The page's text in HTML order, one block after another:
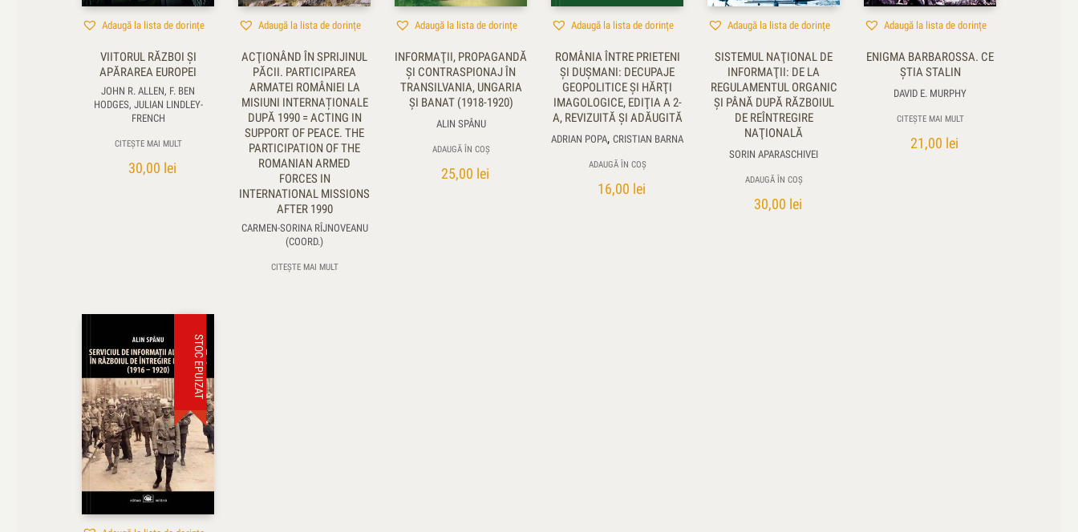
Adaugă la lista de dorințe
VIITORUL RĂZBOI ŞI
APĂRAREA EUROPEI
JOHN R. ALLEN, F. BEN
HODGES, JULIAN LINDLEY-
FRENCH
CITEȘTE MAI MULT
30,00 lei
Adaugă la lista de dorințe
ACŢIONÂND ÎN SPRIJINUL
PĂCII. PARTICIPAREA
ARMATEI ROMÂNIEI LA
MISIUNI INTERNAȚIONALE
DUPĂ 1990 = ACTING IN
SUPPORT OF PEACE. THE
PARTICIPATION OF THE
ROMANIAN ARMED
FORCES IN
INTERNATIONAL MISSIONS
AFTER 1990
CARMEN-SORINA RÎJNOVEANU
(COORD.)
CITEȘTE MAI MULT
Adaugă la lista de dorințe
INFORMAŢII, PROPAGANDĂ
ŞI CONTRASPIONAJ ÎN
TRANSILVANIA, UNGARIA
ŞI BANAT (1918-1920)
ALIN SPÂNU
ADAUGĂ ÎN COȘ
25,00 lei
Adaugă la lista de dorințe
ROMÂNIA ÎNTRE PRIETENI
ŞI DUŞMANI: DECUPAJE
GEOPOLITICE ŞI HĂRŢI
IMAGOLOGICE, EDIŢIA A 2-
A, REVIZUITĂ ŞI ADĂUGITĂ
ADRIAN POPA, CRISTIAN BARNA
ADAUGĂ ÎN COȘ
16,00 lei
Adaugă la lista de dorințe
SISTEMUL NAŢIONAL DE
INFORMAŢII: DE LA
REGULAMENTUL ORGANIC
ŞI PÂNĂ DUPĂ RĂZBOIUL
DE REÎNTREGIRE
NAŢIONALĂ
SORIN APARASCHIVEI
ADAUGĂ ÎN COȘ
30,00 lei
Adaugă la lista de dorințe
ENIGMA BARBAROSSA. CE
ŞTIA STALIN
DAVID E. MURPHY
CITEȘTE MAI MULT
21,00 lei
STOC EPUIZAT